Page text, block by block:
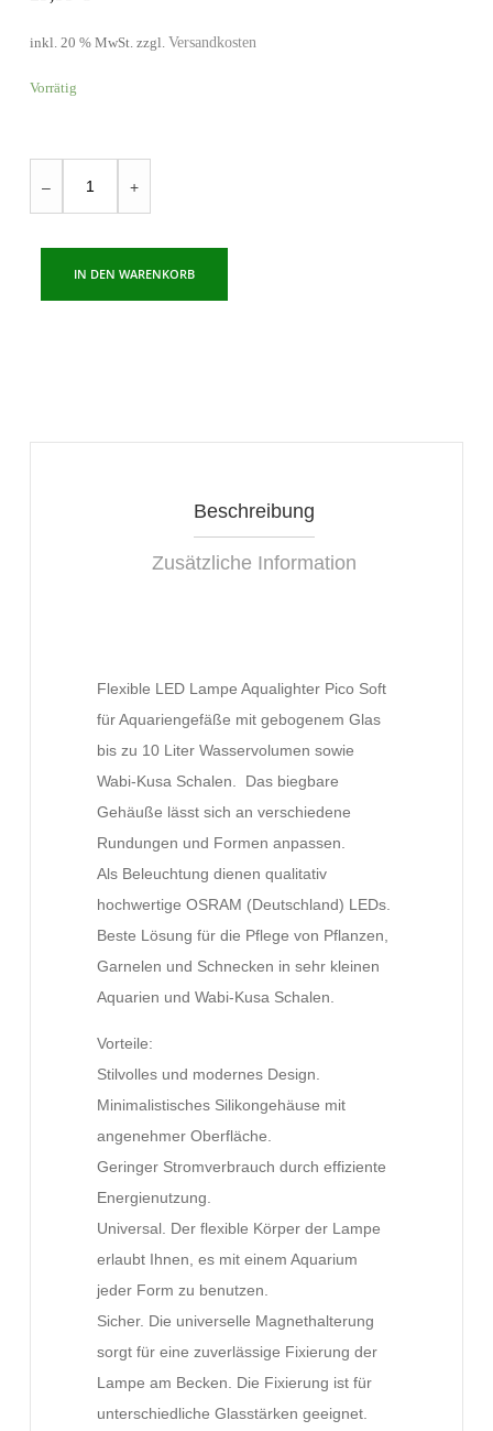
inkl. 20 % MwSt. zzgl. Versandkosten
Vorrätig
black
– +
IN DEN WARENKORB
Beschreibung
Zusätzliche Information
Flexible LED Lampe Aqualighter Pico Soft
für Aquariengefäße mit gebogenem Glas
bis zu 10 Liter Wasservolumen sowie
Wabi-Kusa Schalen. Das biegbare
Gehäuße lässt sich an verschiedene
Rundungen und Formen anpassen.
Als Beleuchtung dienen qualitativ
hochwertige OSRAM (Deutschland) LEDs.
Beste Lösung für die Pflege von Pflanzen,
Garnelen und Schnecken in sehr kleinen
Aquarien und Wabi-Kusa Schalen.
Vorteile:
Stilvolles und modernes Design.
Minimalistisches Silikongehäuse mit
angenehmer Oberfläche.
Geringer Stromverbrauch durch effiziente
Energienutzung.
Universal. Der flexible Körper der Lampe
erlaubt Ihnen, es mit einem Aquarium
jeder Form zu benutzen.
Sicher. Die universelle Magnethalterung
sorgt für eine zuverlässige Fixierung der
Lampe am Becken. Die Fixierung ist für
unterschiedliche Glasstärken geeignet.